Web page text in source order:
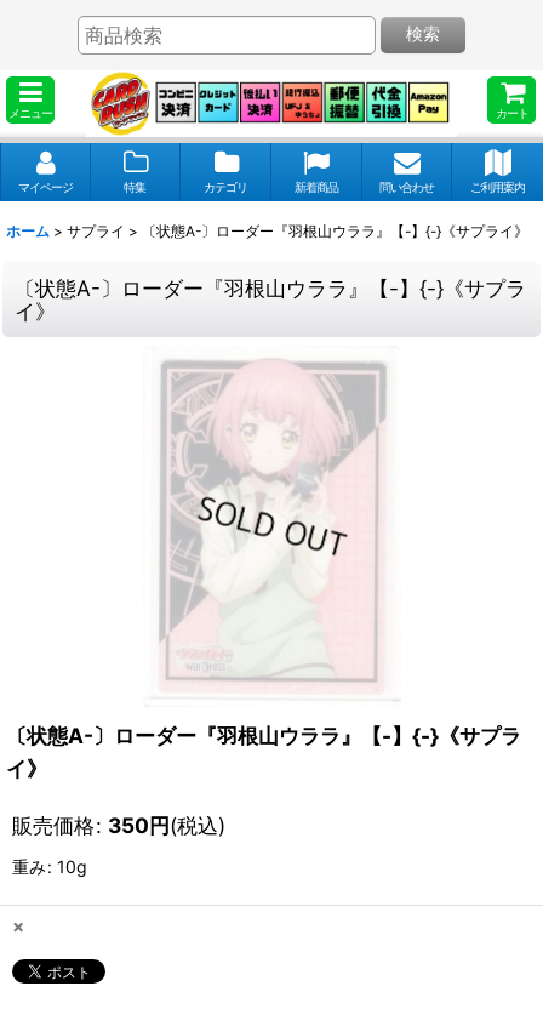
メニュー カート
検索
マイページ 特集 カテゴリ 新着商品 問い合わせ ご利用案内
ホーム > サプライ > 〔状態A-〕ローダー『羽根山ウララ』【-】{-}《サプライ》
〔状態A-〕ローダー『羽根山ウララ』【-】{-}《サプラ
イ》
〔状態A-〕ローダー『羽根山ウララ』【-】{-}《サプラ
イ》
販売価格: 350円(税込)
重み: 10g
×